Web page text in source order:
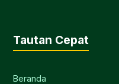
Tautan Cepat
Beranda